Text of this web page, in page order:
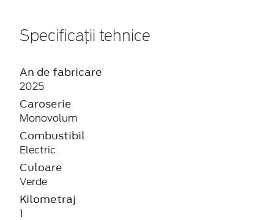
Specificații tehnice
An de fabricare
2025
Caroserie
Monovolum
Combustibil
Electric
Culoare
Verde
Kilometraj
1